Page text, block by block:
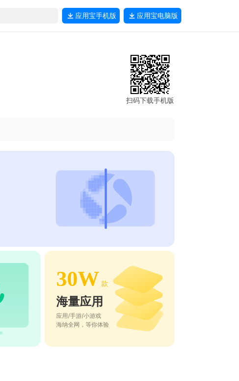
应用宝手机版 应用宝电脑版
扫码下载手机版
30W 款
海量应用
应用/手游/小游戏
海纳全网，等你体验